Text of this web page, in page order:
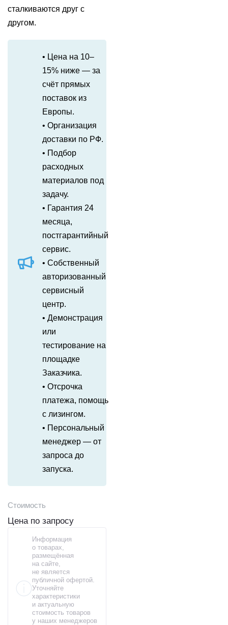
сталкиваются друг с
другом.
• Цена на 10–
15% ниже — за
счёт прямых
поставок из
Европы.
• Организация
доставки по РФ.
• Подбор
расходных
материалов под
задачу.
• Гарантия 24
месяца,
постгарантийный
сервис.
• Собственный
авторизованный
сервисный
центр.
• Демонстрация
или
тестирование на
площадке
Заказчика.
• Отсрочка
платежа, помощь
с лизингом.
• Персональный
менеджер — от
запроса до
запуска.
Стоимость
Цена по запросу
Информация
о товарах,
размещённая
на сайте,
не является
публичной офертой.
Уточняйте
характеристики
и актуальную
стоимость товаров
у наших менеджеров